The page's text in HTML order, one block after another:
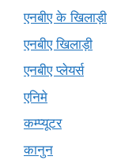
एनबीए के खिलाड़ी
एनबीए खिलाड़ी
एनबीए प्लेयर्स
एनिमे
कम्प्यूटर
कानुन